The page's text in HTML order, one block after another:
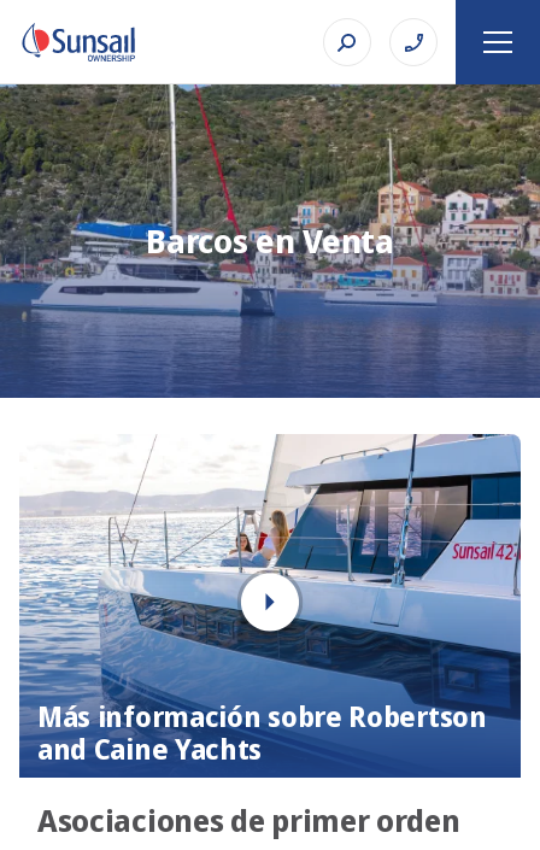
Barcos en Venta
Asociaciones de primer orden
Más información sobre Robertson
and Caine Yachts